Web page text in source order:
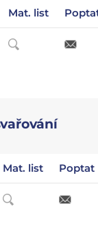
Mat. list
Mat. list Poptat